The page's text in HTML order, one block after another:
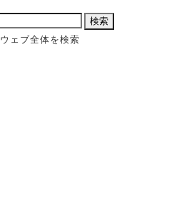
ウェブ全体を検索